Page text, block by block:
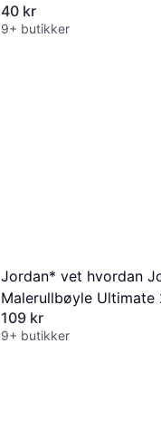
40 kr
9+ butikker
Jordan* vet hvordan
Malerullbøyle Ultimate
Rulle
109 kr
9+ butikker